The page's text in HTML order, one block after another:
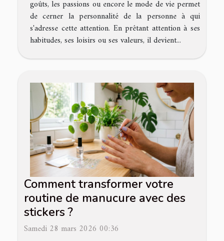
goûts, les passions ou encore le mode de vie permet
de cerner la personnalité de la personne à qui
s'adresse cette attention. En prêtant attention à ses
habitudes, ses loisirs ou ses valeurs, il devient...
Comment transformer votre
routine de manucure avec des
stickers ?
Samedi 28 mars 2026 00:36